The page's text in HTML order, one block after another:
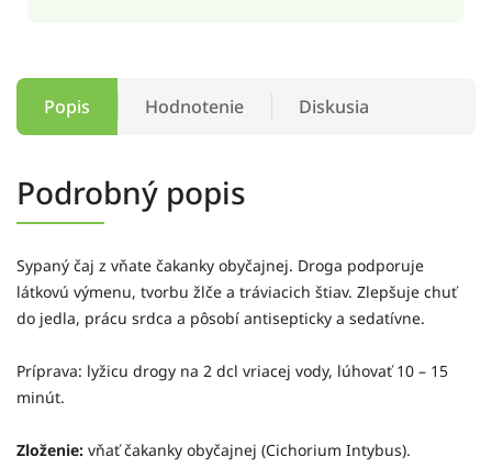
Popis Hodnotenie Diskusia
Podrobný popis
Sypaný čaj z vňate čakanky obyčajnej. Droga podporuje
látkovú výmenu, tvorbu žlče a tráviacich štiav. Zlepšuje chuť
do jedla, prácu srdca a pôsobí antisepticky a sedatívne.
Príprava: lyžicu drogy na 2 dcl vriacej vody, lúhovať 10 – 15
minút.
Zloženie: vňať čakanky obyčajnej (Cichorium Intybus).